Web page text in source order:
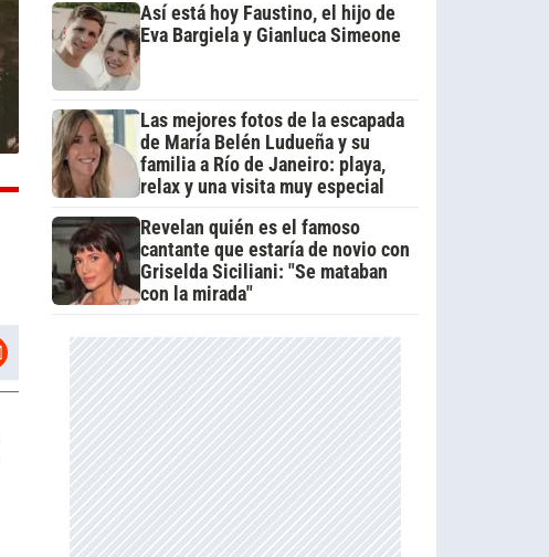
Así está hoy Faustino, el hijo de
Eva Bargiela y Gianluca Simeone
Las mejores fotos de la escapada
de María Belén Ludueña y su
familia a Río de Janeiro: playa,
relax y una visita muy especial
Revelan quién es el famoso
cantante que estaría de novio con
Griselda Siciliani: "Se mataban
con la mirada"